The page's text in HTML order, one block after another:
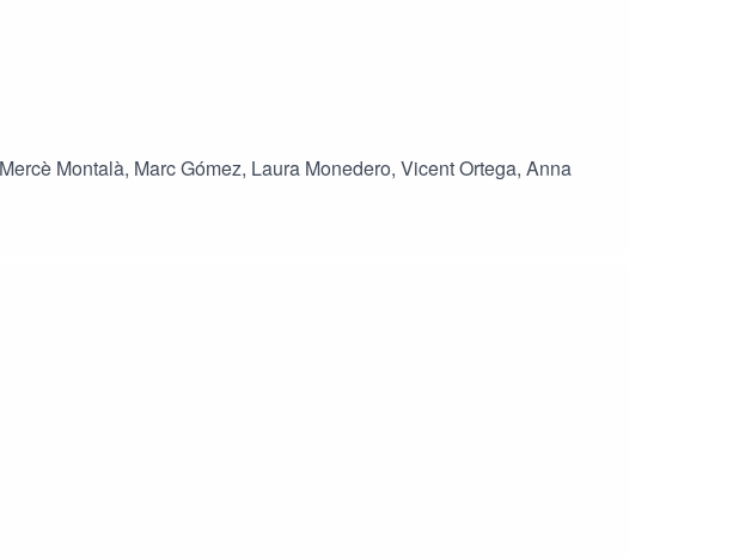
Montalà, Marc Gómez, Laura Monedero, Vicent Ortega, Anna